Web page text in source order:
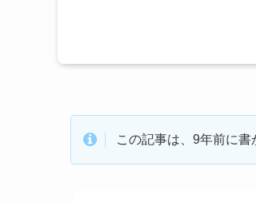
この記事は、9年前に書